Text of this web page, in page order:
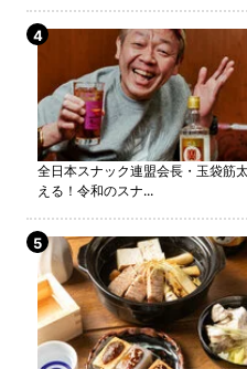
全日本スナック連盟会長・玉袋筋
える！令和のスナ...